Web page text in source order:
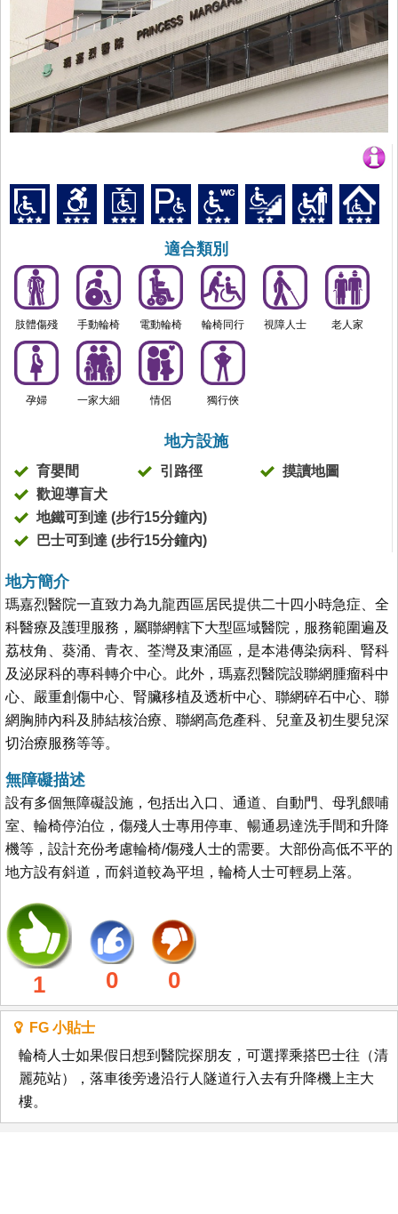
適合類別
肢體傷殘 手動輪椅 電動輪椅 輪椅同行 視障人士 老人家
孕婦 一家大細 情侶 獨行俠
地方設施
育嬰間 引路徑
摸讀地圖
歡迎導盲犬
地鐵可到達 (步行15分鐘內)
巴士可到達 (步行15分鐘內)
地方簡介
瑪嘉烈醫院一直致力為九龍西區居民提供二十四小時急症、全
科醫療及護理服務，屬聯網轄下大型區域醫院，服務範圍遍及
荔枝角、葵涌、青衣、荃灣及東涌區，是本港傳染病科、腎科
及泌尿科的專科轉介中心。此外，瑪嘉烈醫院設聯網腫瘤科中
心、嚴重創傷中心、腎臟移植及透析中心、聯網碎石中心、聯
網胸肺內科及肺結核治療、聯網高危產科、兒童及初生嬰兒深
切治療服務等等。
無障礙描述
設有多個無障礙設施，包括出入口、通道、自動門、母乳餵哺
室、輪椅停泊位，傷殘人士專用停車、暢通易達洗手間和升降
機等，設計充份考慮輪椅/傷殘人士的需要。大部份高低不平的
地方設有斜道，而斜道較為平坦，輪椅人士可輕易上落。
1 0 0
FG 小貼士
輪椅人士如果假日想到醫院探朋友，可選擇乘搭巴士往（清
麗苑站），落車後旁邊沿行人隧道行入去有升降機上主大
樓。